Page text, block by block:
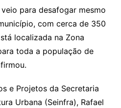
para desafogar mesmo
com cerca de 350
localizada na Zona
toda a população de
e Projetos da Secretaria
Urbana (Seinfra), Rafael